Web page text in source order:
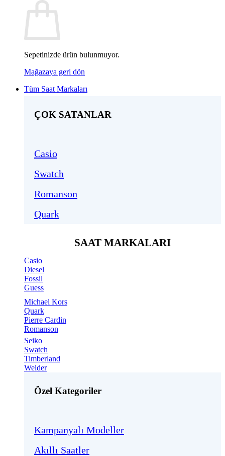
Sepetinizde ürün bulunmuyor.
Mağazaya geri dön
Tüm Saat Markaları
ÇOK SATANLAR
Casio
Swatch
Romanson
Quark
SAAT MARKALARI
Casio
Diesel
Fossil
Guess
Michael Kors
Quark
Pierre Cardin
Romanson
Seiko
Swatch
Timberland
Welder
Özel Kategoriler
Kampanyalı Modeller
Akıllı Saatler